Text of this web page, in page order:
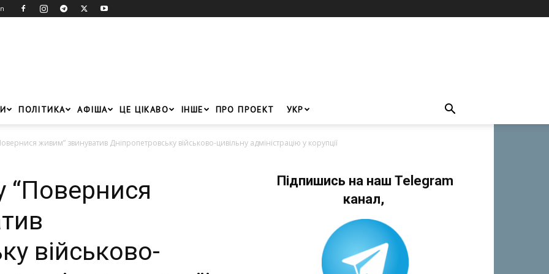
ПОЛІТИКА АФІША ЦЕ ЦІКАВО ІНШЕ ПРО ПРОЕКТ УКР
живим” звинуватив Дніпропетровську військово-цивільну адміністрацію у корупції
військово-
Підпишись на наш Telegram
канал,